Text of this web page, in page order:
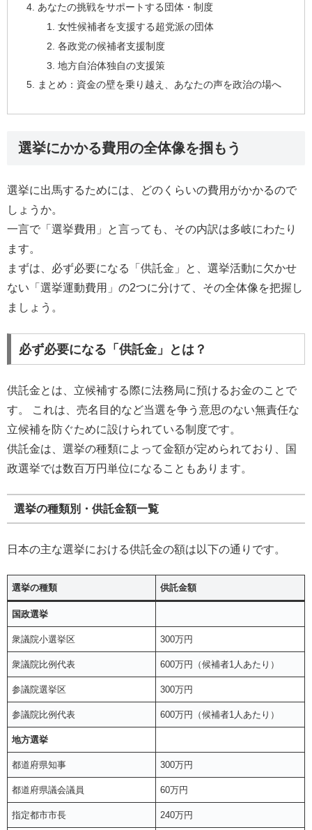
あなたの挑戦をサポートする団体・制度
女性候補者を支援する超党派の団体
各政党の候補者支援制度
地方自治体独自の支援策
まとめ：資金の壁を乗り越え、あなたの声を政治の場へ
選挙にかかる費用の全体像を掴もう
選挙に出馬するためには、どのくらいの費用がかかるので
しょうか。
一言で「選挙費用」と言っても、その内訳は多岐にわたり
ます。
まずは、必ず必要になる「供託金」と、選挙活動に欠かせ
ない「選挙運動費用」の2つに分けて、その全体像を把握し
ましょう。
必ず必要になる「供託金」とは？
供託金とは、立候補する際に法務局に預けるお金のことで
す。 これは、売名目的など当選を争う意思のない無責任な
立候補を防ぐために設けられている制度です。
供託金は、選挙の種類によって金額が定められており、国
政選挙では数百万円単位になることもあります。
選挙の種類別・供託金額一覧
日本の主な選挙における供託金の額は以下の通りです。
選挙の種類 供託金額
国政選挙
衆議院小選挙区 300万円
衆議院比例代表 600万円（候補者1人あたり）
参議院選挙区 300万円
参議院比例代表 600万円（候補者1人あたり）
地方選挙
都道府県知事 300万円
都道府県議会議員 60万円
指定都市市長 240万円